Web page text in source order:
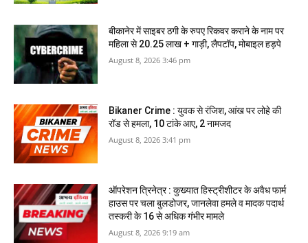
बीकानेर में साइबर ठगी के रुपए रिकवर कराने के नाम पर
महिला से 20.25 लाख + गाड़ी, लैपटॉप, मोबाइल हड़पे
August 8, 2026 3:46 pm
Bikaner Crime : युवक से रंजिश, आंख पर लोहे की
रॉड से हमला, 10 टांके आए, 2 नामजद
August 8, 2026 3:41 pm
ऑपरेशन त्रिनेत्र : कुख्यात हिस्ट्रीशीटर के अवैध फार्म
हाउस पर चला बुलडोजर, जानलेवा हमले व मादक पदार्थ
तस्करी के 16 से अधिक गंभीर मामले
August 8, 2026 9:19 am